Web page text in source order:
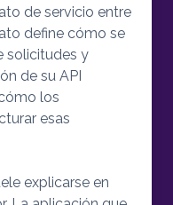
de servicio entre
define cómo se
solicitudes y
de su API
los
esas
explicarse en